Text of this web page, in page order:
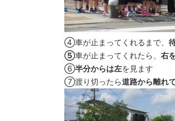
④車が止まってくれるまで、
⑤車が止まってくれたら、 右
⑥半分からは左を見ます
⑦渡り切ったら道路から離れ